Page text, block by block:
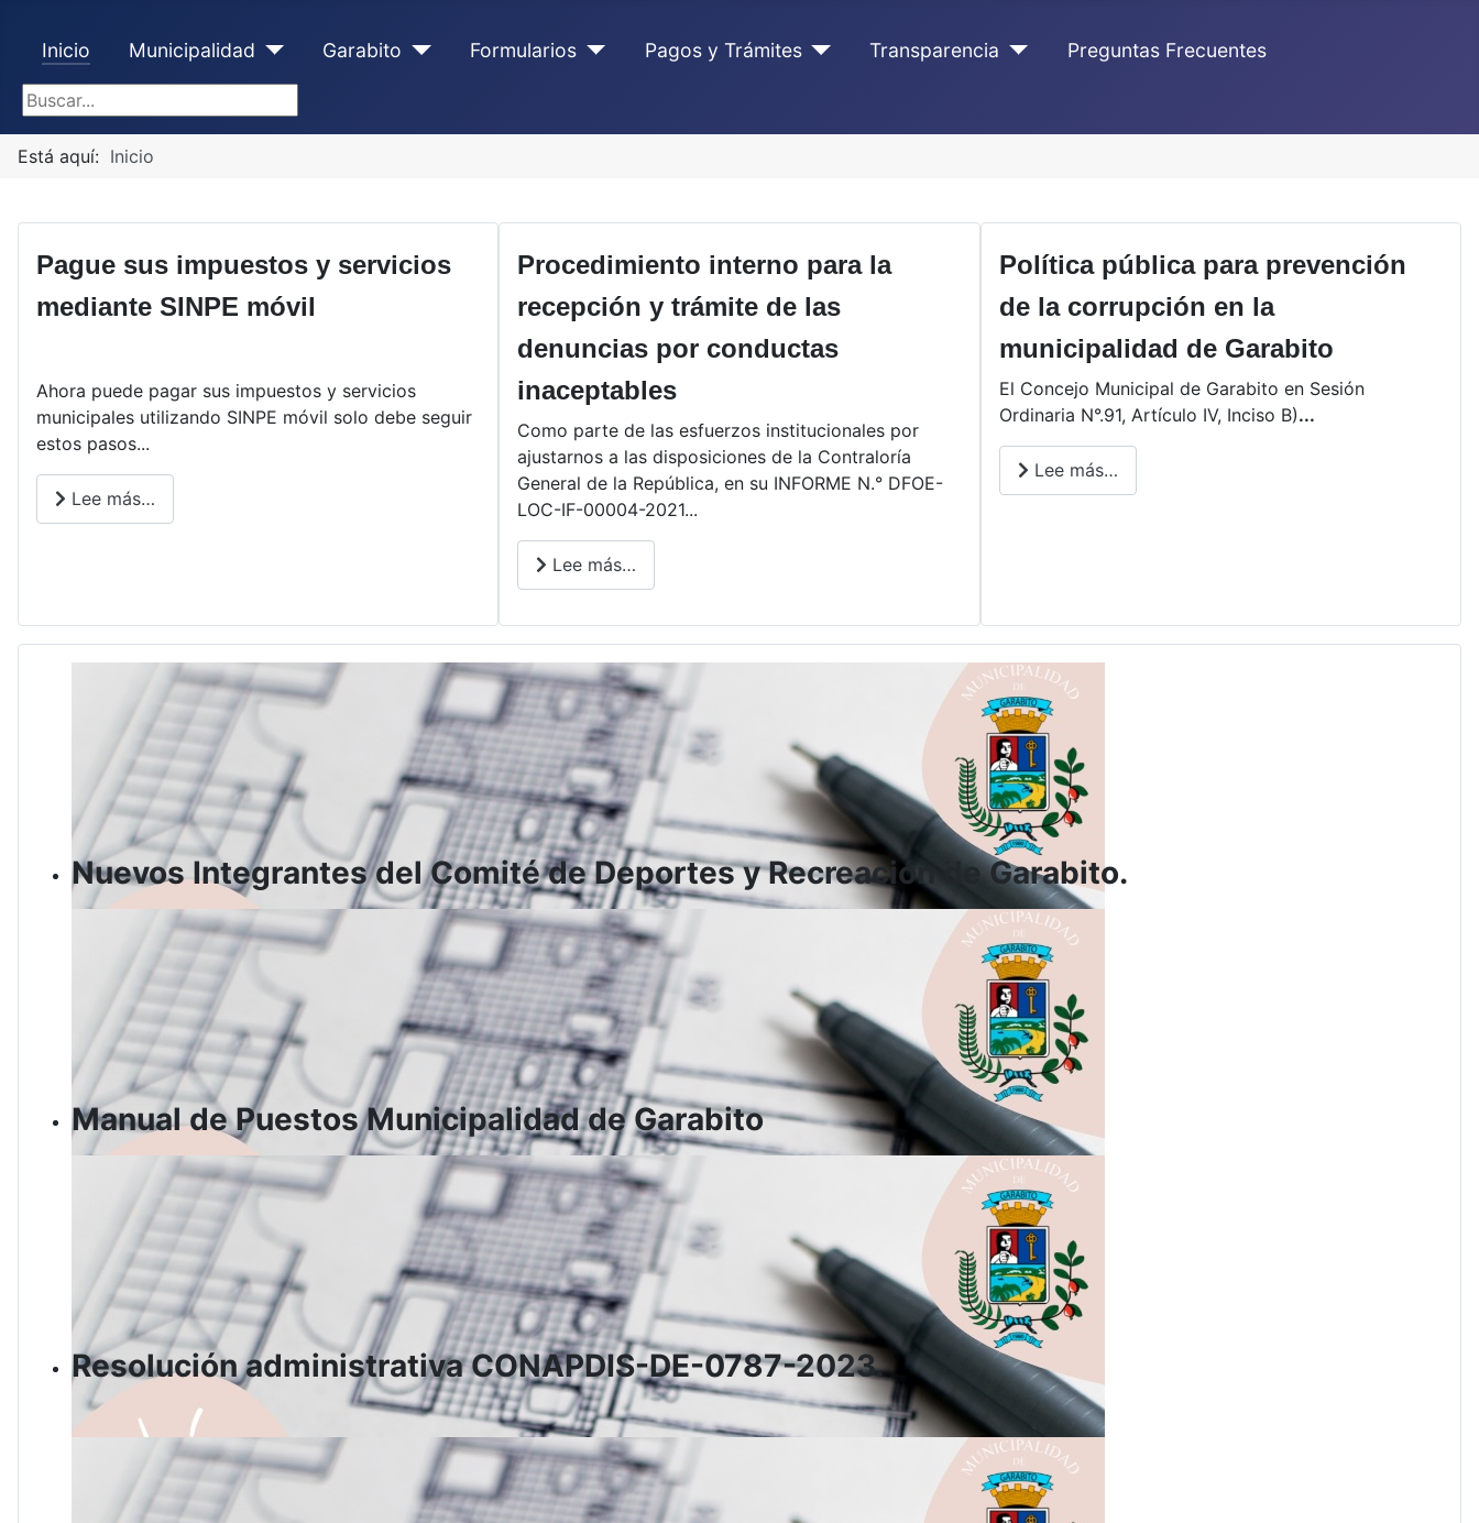
Inicio Municipalidad Garabito Formularios Pagos y Trámites Transparencia Preguntas Frecuentes
Buscar...
Está aquí: Inicio
Pague sus impuestos y servicios
mediante SINPE móvil
Ahora puede pagar sus impuestos y servicios
municipales utilizando SINPE móvil solo debe seguir
estos pasos...
Lee más…
Procedimiento interno para la
recepción y trámite de las
denuncias por conductas
inaceptables
Como parte de las esfuerzos institucionales por
ajustarnos a las disposiciones de la Contraloría
General de la República, en su INFORME N.° DFOE-
LOC-IF-00004-2021...
Lee más…
Política pública para prevención
de la corrupción en la
municipalidad de Garabito
El Concejo Municipal de Garabito en Sesión
Ordinaria N°.91, Artículo IV, Inciso B)...
Lee más…
Nuevos Integrantes del Comité de Deportes y Recreación de Garabito.
Manual de Puestos Municipalidad de Garabito
Resolución administrativa CONAPDIS-DE-0787-2023.